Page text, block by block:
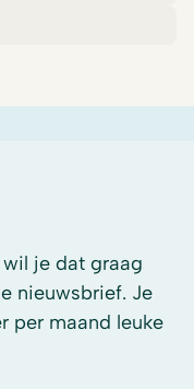
je dat graag
nieuwsbrief. Je
per maand leuke